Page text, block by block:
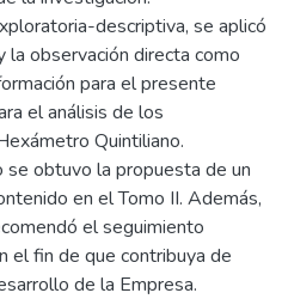
descriptiva, se aplicó
observación directa como
para el presente
el análisis de los
Quintiliano.
obtuvo la propuesta de un
en el Tomo II. Además,
el seguimiento
el fin de que contribuya de
de la Empresa.